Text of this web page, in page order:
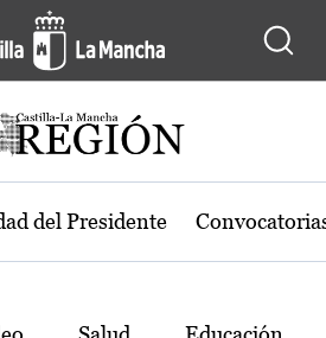
de Castilla-La
del Presidente